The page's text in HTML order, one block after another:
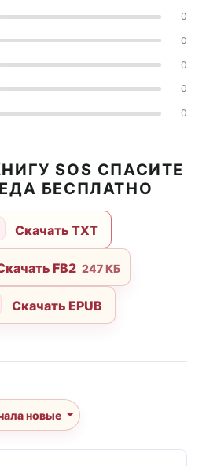
0
0
0
0
0
SOS СПАСИТЕ
БЕСПЛАТНО
Скачать TXT
FB2 247 КБ
Скачать EPUB
Сначала новые